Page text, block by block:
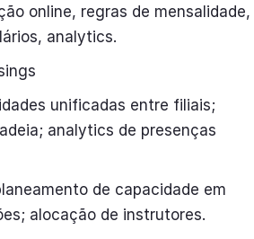
online, regras de mensalidade,
analytics.
unificadas entre filiais;
analytics de presenças
de capacidade em
alocação de instrutores.